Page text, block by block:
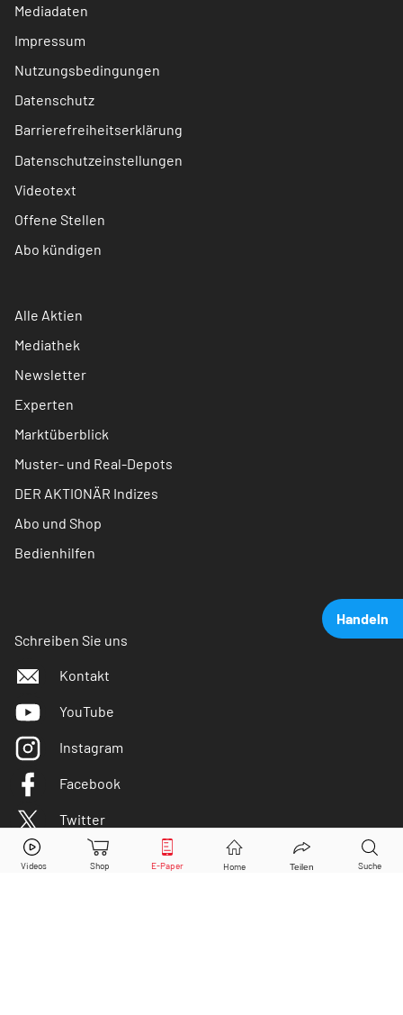
Handeln
Allianz Aktie jetzt handeln?
Mediadaten
Impressum
Nutzungsbedingungen
Datenschutz
Barrierefreiheitserklärung
Datenschutzeinstellungen
Videotext
Offene Stellen
Abo kündigen
Alle Aktien
Mediathek
Newsletter
Experten
Marktüberblick
Muster- und Real-Depots
DER AKTIONÄR Indizes
Abo und Shop
Bedienhilfen
Schreiben Sie uns
Kontakt
YouTube
Instagram
Facebook
Twitter